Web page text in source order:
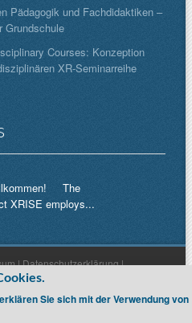
Pädagogik und Fachdidaktiken –
Grundschule
Courses: Konzeption
XR-Seminarreihe
The
XRISE employs...
|Datenschutzerklärung|
Sie sich mit der Verwendung von